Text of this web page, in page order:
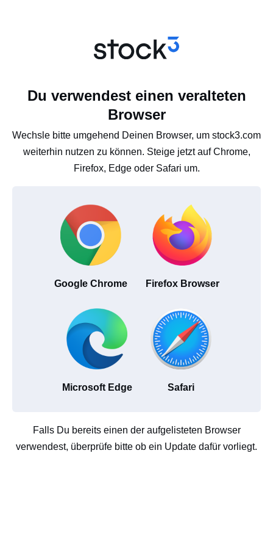
Du verwendest einen veralteten
Browser
Wechsle bitte umgehend Deinen Browser, um stock3.com
weiterhin nutzen zu können. Steige jetzt auf Chrome,
Firefox, Edge oder Safari um.
Google Chrome Firefox Browser
Microsoft Edge Safari
Falls Du bereits einen der aufgelisteten Browser
verwendest, überprüfe bitte ob ein Update dafür vorliegt.